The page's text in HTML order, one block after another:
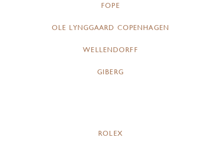
FOPE
OLE LYNGGAARD COPENHAGEN
WELLENDORFF
GIBERG
ROLEX